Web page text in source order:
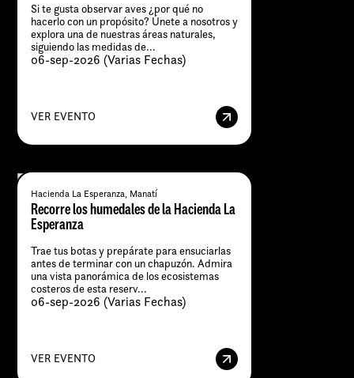
Si te gusta observar aves ¿por qué no
hacerlo con un propósito? Únete a nosotros y
explora una de nuestras áreas naturales,
siguiendo las medidas de...
06-sep-2026 (Varias Fechas)
VER EVENTO
Hacienda La Esperanza, Manatí
Recorre los humedales de la Hacienda La
Esperanza
Trae tus botas y prepárate para ensuciarlas
antes de terminar con un chapuzón. Admira
una vista panorámica de los ecosistemas
costeros de esta reserv...
06-sep-2026 (Varias Fechas)
VER EVENTO